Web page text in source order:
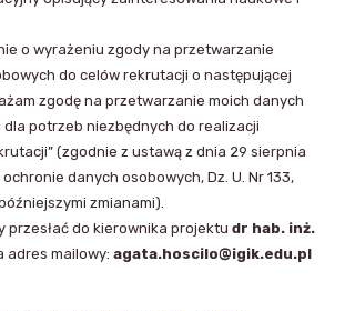
o wyrażeniu zgody na przetwarzanie
do celów rekrutacji o następującej
zgodę na przetwarzanie moich danych
potrzeb niezbędnych do realizacji
(zgodnie z ustawą z dnia 29 sierpnia
ochronie danych osobowych, Dz. U. Nr 133,
zmianami).
przesłać do kierownika projektu dr hab. inż.
adres mailowy: agata.hoscilo@igik.edu.pl